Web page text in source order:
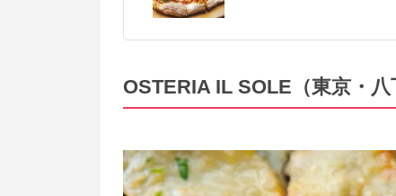
OSTERIA IL SOLE（東京・八